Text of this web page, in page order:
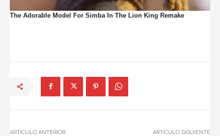
ARTÍCULO ANTERIOR ARTÍCULO SIGUIENTE